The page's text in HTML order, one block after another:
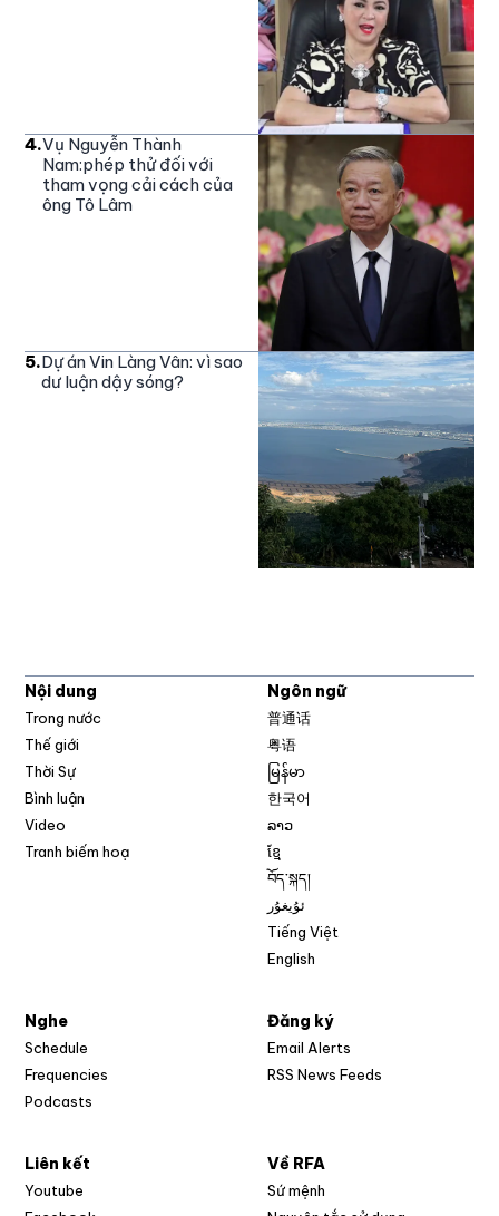
4.Vụ Nguyễn Thành
Nam:phép thử đối với
tham vọng cải cách của
ông Tô Lâm
5.Dự án Vin Làng Vân: vì sao
dư luận dậy sóng?
Nội dung
Trong nước
Thế giới
Thời Sự
Bình luận
Video
Tranh biếm hoạ
Ngôn ngữ
普通话
粤语
မြန်မာ
한국어
ລາວ
ខ្មែ
བོད་སྐད།
ئۇيغۇر
Tiếng Việt
English
Nghe
Schedule
Frequencies
Podcasts
Đăng ký
Email Alerts
RSS News Feeds
Liên kết
Youtube
Về RFA
Sứ mệnh